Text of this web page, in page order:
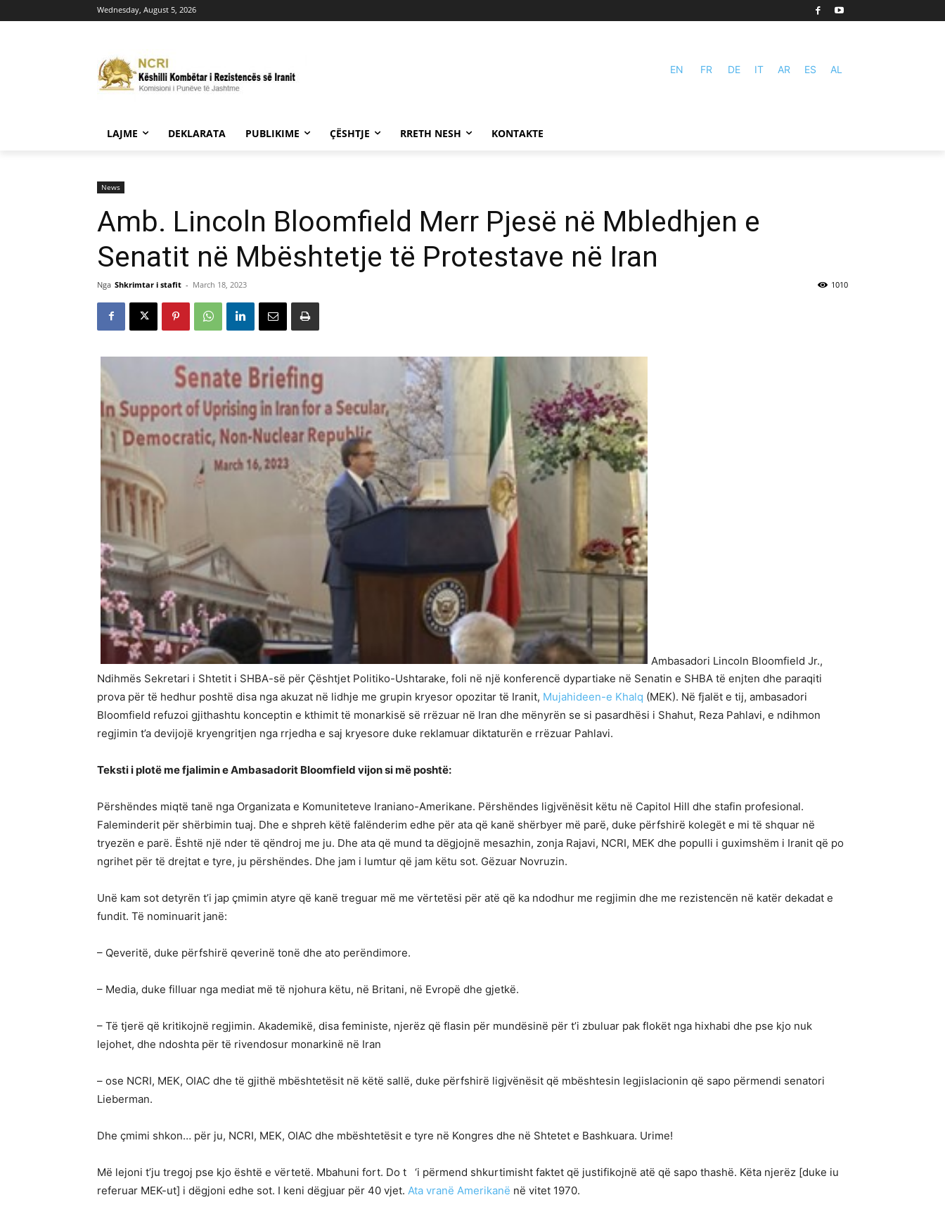
Wednesday, August 5, 2026
EN FR DE IT AR ES AL
LAJME DEKLARATA PUBLIKIME ÇËSHTJE RRETH NESH KONTAKTE
News
Amb. Lincoln Bloomfield Merr Pjesë në Mbledhjen e
Senatit në Mbështetje të Protestave në Iran
Nga Shkrimtar i stafit - March 18, 2023 1010
Ambasadori Lincoln Bloomfield Jr.,
Ndihmës Sekretari i Shtetit i SHBA-së për Çështjet Politiko-Ushtarake, foli në një konferencë dypartiake në Senatin e SHBA të enjten dhe paraqiti
prova për të hedhur poshtë disa nga akuzat në lidhje me grupin kryesor opozitar të Iranit, Mujahideen-e Khalq (MEK). Në fjalët e tij, ambasadori
Bloomfield refuzoi gjithashtu konceptin e kthimit të monarkisë së rrëzuar në Iran dhe mënyrën se si pasardhësi i Shahut, Reza Pahlavi, e ndihmon
regjimin t’a devijojë kryengritjen nga rrjedha e saj kryesore duke reklamuar diktaturën e rrëzuar Pahlavi.
Teksti i plotë me fjalimin e Ambasadorit Bloomfield vijon si më poshtë:
Përshëndes miqtë tanë nga Organizata e Komuniteteve Iraniano-Amerikane. Përshëndes ligjvënësit këtu në Capitol Hill dhe stafin profesional.
Faleminderit për shërbimin tuaj. Dhe e shpreh këtë falënderim edhe për ata që kanë shërbyer më parë, duke përfshirë kolegët e mi të shquar në
tryezën e parë. Është një nder të qëndroj me ju. Dhe ata që mund ta dëgjojnë mesazhin, zonja Rajavi, NCRI, MEK dhe populli i guximshëm i Iranit që po
ngrihet për të drejtat e tyre, ju përshëndes. Dhe jam i lumtur që jam këtu sot. Gëzuar Novruzin.
Unë kam sot detyrën t’i jap çmimin atyre që kanë treguar më me vërtetësi për atë që ka ndodhur me regjimin dhe me rezistencën në katër dekadat e
fundit. Të nominuarit janë:
– Qeveritë, duke përfshirë qeverinë tonë dhe ato perëndimore.
– Media, duke filluar nga mediat më të njohura këtu, në Britani, në Evropë dhe gjetkë.
– Të tjerë që kritikojnë regjimin. Akademikë, disa feministe, njerëz që flasin për mundësinë për t’i zbuluar pak flokët nga hixhabi dhe pse kjo nuk
lejohet, dhe ndoshta për të rivendosur monarkinë në Iran
– ose NCRI, MEK, OIAC dhe të gjithë mbështetësit në këtë sallë, duke përfshirë ligjvënësit që mbështesin legjislacionin që sapo përmendi senatori
Lieberman.
Dhe çmimi shkon… për ju, NCRI, MEK, OIAC dhe mbështetësit e tyre në Kongres dhe në Shtetet e Bashkuara. Urime!
Më lejoni t’ju tregoj pse kjo është e vërtetë. Mbahuni fort. Do t ‘i përmend shkurtimisht faktet që justifikojnë atë që sapo thashë. Këta njerëz [duke iu
referuar MEK-ut] i dëgjoni edhe sot. I keni dëgjuar për 40 vjet. Ata vranë Amerikanë në vitet 1970.